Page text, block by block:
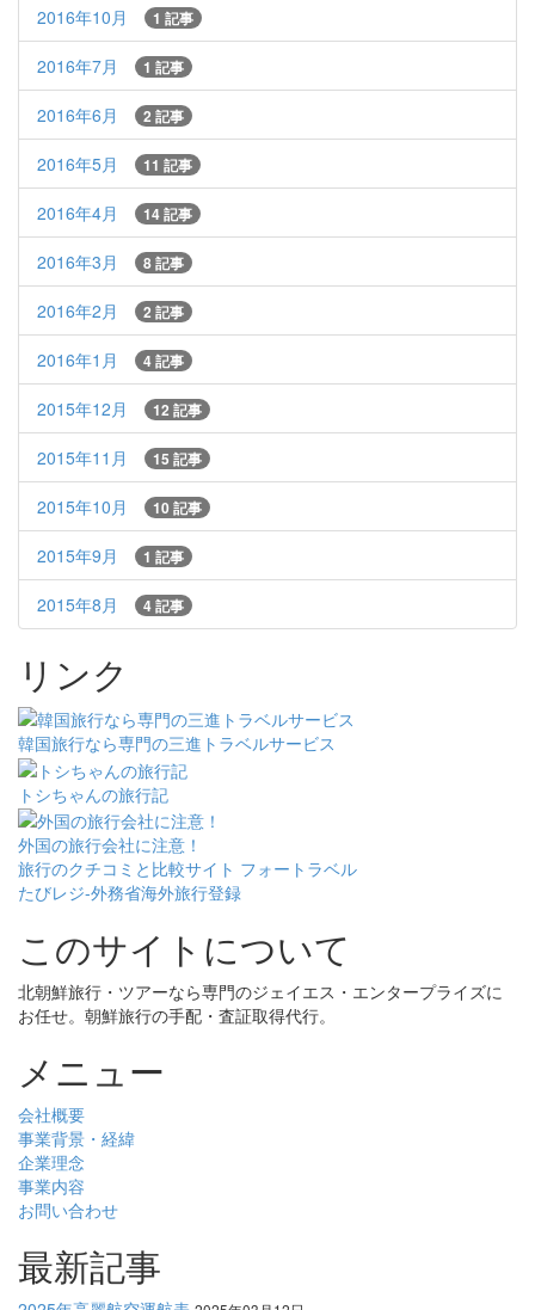
2016年10月 1 記事
2016年7月 1 記事
2016年6月 2 記事
2016年5月 11 記事
2016年4月 14 記事
2016年3月 8 記事
2016年2月 2 記事
2016年1月 4 記事
2015年12月 12 記事
2015年11月 15 記事
2015年10月 10 記事
2015年9月 1 記事
2015年8月 4 記事
リンク
韓国旅行なら専門の三進トラベルサービス
トシちゃんの旅行記
外国の旅行会社に注意！
旅行のクチコミと比較サイト フォートラベル
たびレジ-外務省海外旅行登録
このサイトについて
北朝鮮旅行・ツアーなら専門のジェイエス・エンタープライズに
お任せ。朝鮮旅行の手配・査証取得代行。
メニュー
会社概要
事業背景・経緯
企業理念
事業内容
お問い合わせ
最新記事